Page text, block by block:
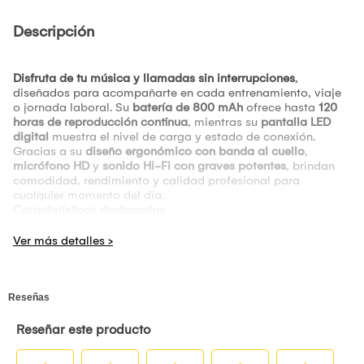
Descripción
Disfruta de tu música y llamadas sin interrupciones,
diseñados para acompañarte en cada entrenamiento, viaje
o jornada laboral. Su batería de 800 mAh ofrece hasta 120
horas de reproducción continua, mientras su pantalla LED
digital muestra el nivel de carga y estado de conexión.
Gracias a su diseño ergonómico con banda al cuello,
micrófono HDy sonido Hi-Fi con graves potentes, brindan
comodidad, rendimiento y calidad profesional para
cualquier momento del día.
espera
Bluetooth 5.3: conexión rápida y estable hasta 10 m
Sonido Hi-Fi con graves potentes (50 Hz – 20 kHz)
nítidas